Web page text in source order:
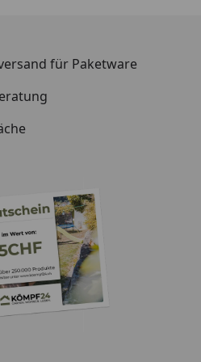
(siehe Reiter
für Paketware